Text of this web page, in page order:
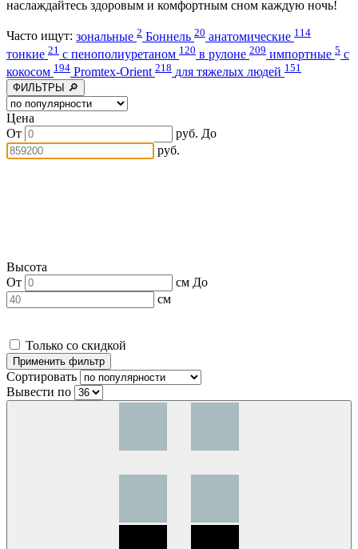
наслаждайтесь здоровым и комфортным сном каждую ночь!
Часто ищут: зональные 2 Боннель 20 анатомические 114
тонкие 21 с пенополиуретаном 120 в рулоне 209 импортные 5 с
кокосом 194 Promtex-Orient 218 для тяжелых людей 151
ФИЛЬТРЫ 🔎
Цена
От
руб. До
руб.
Высота
От
см До
см
Только со скидкой
Сортировать
Вывести по